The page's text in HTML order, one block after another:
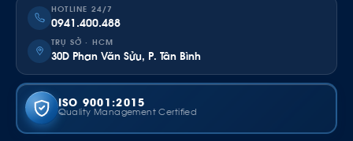
HOTLINE 24/7
0941.400.488
TRỤ SỞ · HCM
30D Phan Văn Sửu, P. Tân Bình
ISO 9001:2015
Quality Management Certified